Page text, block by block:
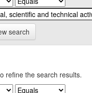
search
refine the search results.